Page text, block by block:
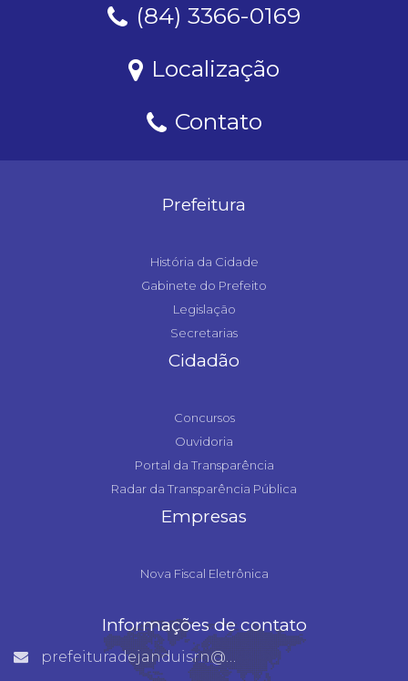
(84) 3366-0169
Localização
Contato
Prefeitura
História da Cidade
Gabinete do Prefeito
Legislação
Secretarias
Cidadão
Concursos
Ouvidoria
Portal da Transparência
Radar da Transparência Pública
Empresas
Nova Fiscal Eletrônica
Informações de contato
prefeituradejanduisrn@gmail.com